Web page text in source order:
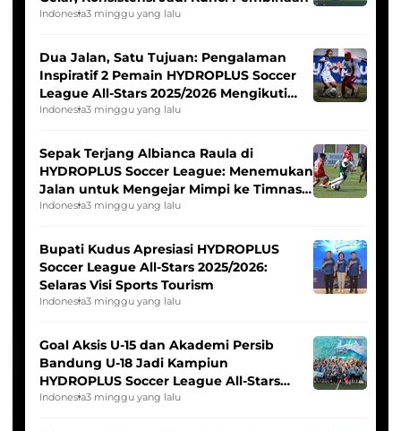
Indonesia3 minggu yang lalu
Dua Jalan, Satu Tujuan: Pengalaman
Inspiratif 2 Pemain HYDROPLUS Soccer
League All-Stars 2025/2026 Mengikuti
Seleksi Timnas Indonesia Putri
Indonesia3 minggu yang lalu
Sepak Terjang Albianca Raula di
HYDROPLUS Soccer League: Menemukan
Jalan untuk Mengejar Mimpi ke Timnas
Indonesia Putri
Indonesia3 minggu yang lalu
Bupati Kudus Apresiasi HYDROPLUS
Soccer League All-Stars 2025/2026:
Selaras Visi Sports Tourism
Indonesia3 minggu yang lalu
Goal Aksis U-15 dan Akademi Persib
Bandung U-18 Jadi Kampiun
HYDROPLUS Soccer League All-Stars
2025/2026
Indonesia3 minggu yang lalu